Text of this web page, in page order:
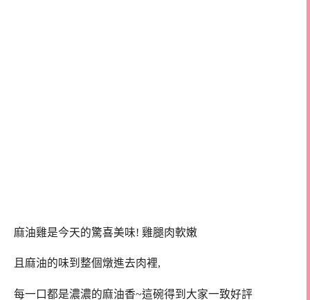
麻油雞是今天的驚喜美味! 雞腿肉軟嫩
且麻油的味到整個燉進去肉裡,
每一口都是濃濃的麻油香~這碗得到大家一致好評